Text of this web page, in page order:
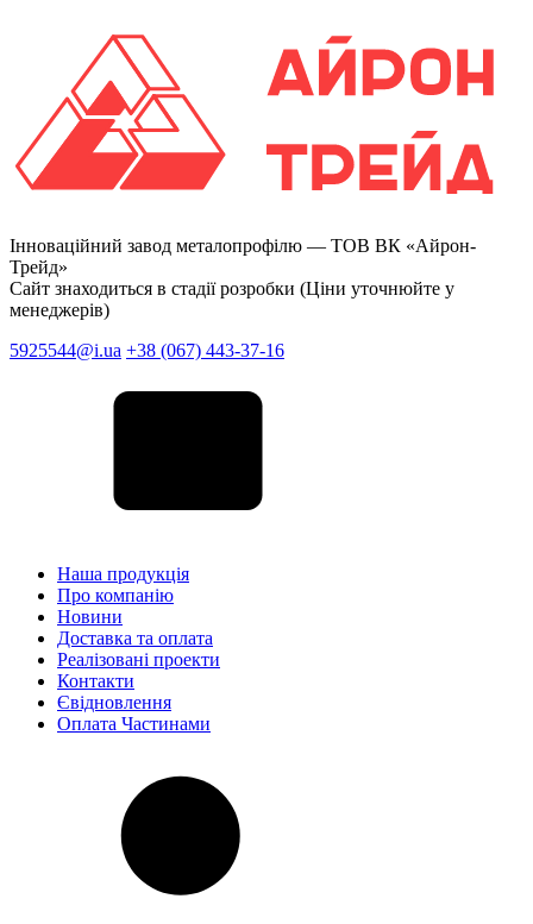
Інноваційний завод металопрофілю — ТОВ ВК «Айрон-
Трейд»
Сайт знаходиться в стадії розробки (Ціни уточнюйте у
менеджерів)
5925544@i.ua +38 (067) 443-37-16
Наша продукція
Про компанію
Новини
Доставка та оплата
Реалізовані проекти
Контакти
Євідновлення
Оплата Частинами